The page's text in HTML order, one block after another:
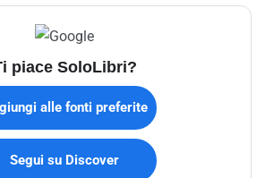
piace SoloLibri?
alle fonti preferite
Segui su Discover